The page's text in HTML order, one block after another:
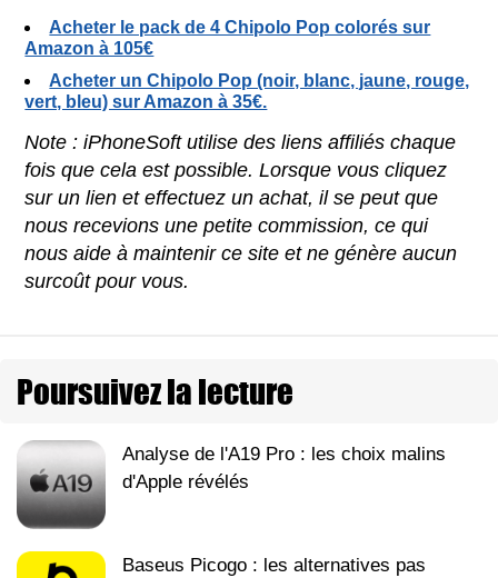
Acheter le pack de 4 Chipolo Pop colorés sur
Amazon à 105€
Acheter un Chipolo Pop (noir, blanc, jaune, rouge,
vert, bleu) sur Amazon à 35€.
Note : iPhoneSoft utilise des liens affiliés chaque
fois que cela est possible. Lorsque vous cliquez
sur un lien et effectuez un achat, il se peut que
nous recevions une petite commission, ce qui
nous aide à maintenir ce site et ne génère aucun
surcoût pour vous.
Poursuivez la lecture
Analyse de l'A19 Pro : les choix malins
d'Apple révélés
Baseus Picogo : les alternatives pas